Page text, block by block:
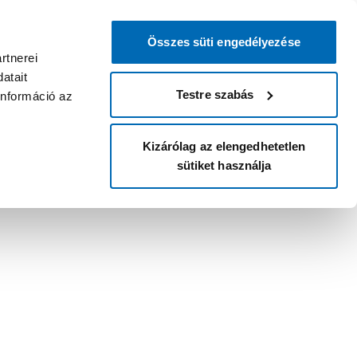
az
Összes süti engedélyezése
Testre szabás
Kizárólag az elengedhetetlen
sütiket használja